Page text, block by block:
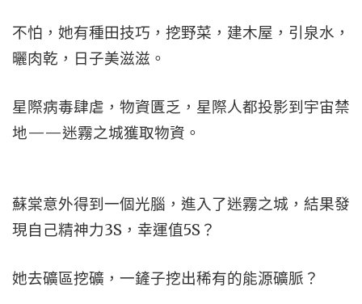
不怕，她有種田技巧，挖野菜，建木屋，引泉水，
曬肉乾，日子美滋滋。
星際病毒肆虐，物資匱乏，星際人都投影到宇宙禁
地——迷霧之城獲取物資。
蘇棠意外得到一個光腦，進入了迷霧之城，結果發
現自己精神力3S，幸運值5S？
她去礦區挖礦，一鏟子挖出稀有的能源礦脈？